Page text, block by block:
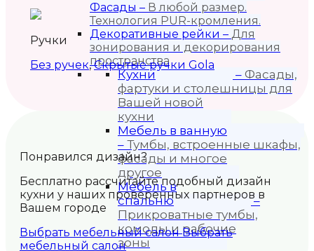
Фасады – В любой размер.
Технология PUR-кромления.
Декоративные рейки – Для
зонирования и декорирования
пространства
Кухни – Фасады,
фартуки и столешницы для
Вашей новой
кухни
Мебель в ванную
– Тумбы, встроенные шкафы,
фасады и многое
другое
Мебель в
спальню
–
Прикроватные тумбы,
комоды и рабочие
зоны
Ручки
Без ручек,Скрытые ручки Gola
Понравился дизайн?
Бесплатно рассчитайте подобный дизайн
кухни у наших проверенных партнеров в
Вашем городе
Выбрать мебельный салон Выбрать
мебельный салон